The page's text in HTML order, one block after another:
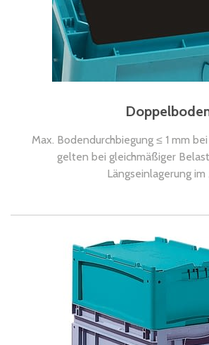
Max. Bodendurchbiegung ≤ 1 mm
gelten bei gleichmäßiger
Längseinlagerung im